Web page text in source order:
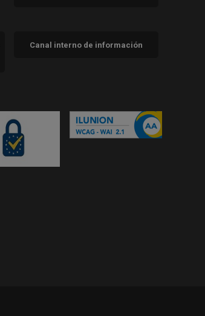
Canal interno de información